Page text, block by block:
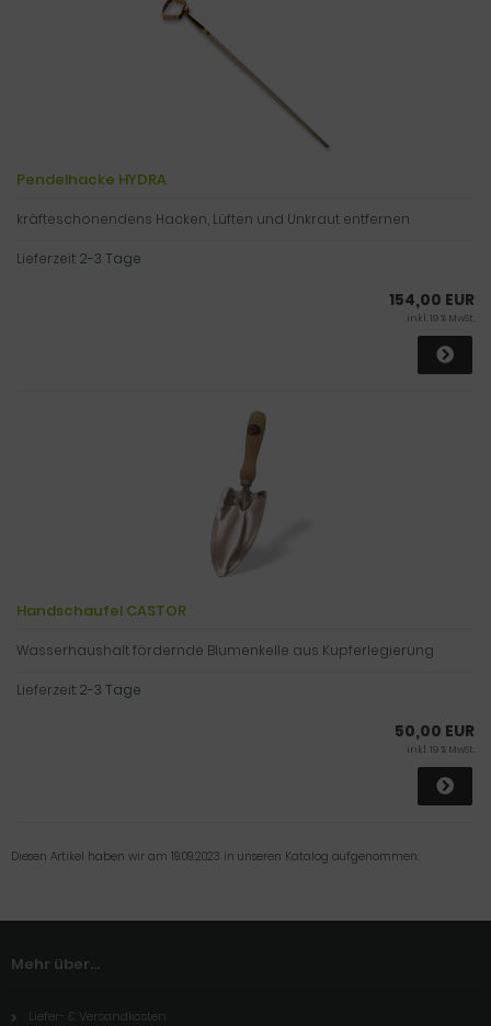
Pendelhacke HYDRA
kräfteschonendens Hacken, Lüften und Unkraut entfernen
Lieferzeit:2-3 Tage
154,00 EUR
inkl. 19 % MwSt.
Handschaufel CASTOR
Wasserhaushalt fördernde Blumenkelle aus Kupferlegierung
Lieferzeit:2-3 Tage
50,00 EUR
inkl. 19 % MwSt.
Diesen Artikel haben wir am 19.09.2023 in unseren Katalog aufgenommen.
Mehr über...
Liefer- & Versandkosten